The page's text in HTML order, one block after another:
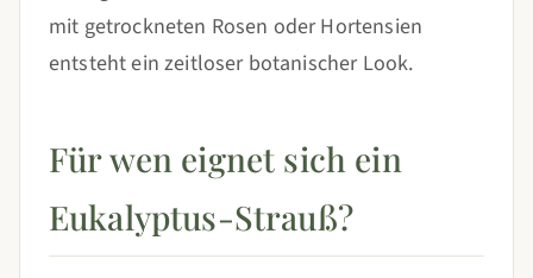
mit getrockneten Rosen oder Hortensien
entsteht ein zeitloser botanischer Look.
Für wen eignet sich ein
Eukalyptus-Strauß?